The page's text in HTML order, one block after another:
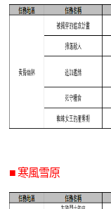
■ 寒風雪原